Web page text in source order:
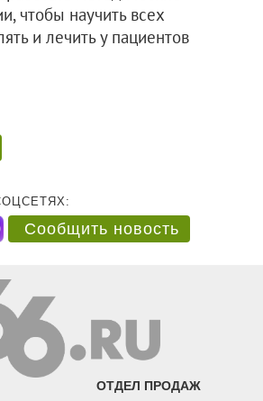
чтобы научить всех
и лечить у пациентов
Сообщить новость
ОТДЕЛ ПРОДАЖ